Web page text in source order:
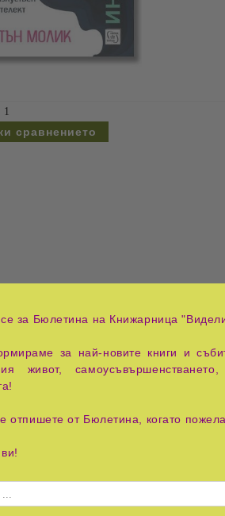
сравнението
за Бюлетина на Книжарница
за най-новите книги и
живот,
отпишете от Бюлетина, когато